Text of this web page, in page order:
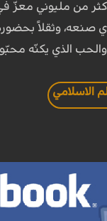
من مليوني معزّ
الذي صنعه، وثقلاً
والحب الذي يكنّه
الاسلامي